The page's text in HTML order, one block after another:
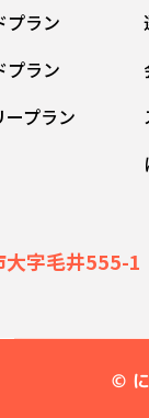
プラン
プラン
ープラン
字毛井555-1
©